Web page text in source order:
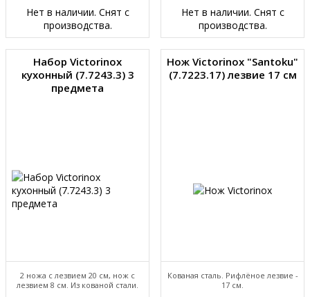
Нет в наличии. Снят с
производства.
Нет в наличии. Снят с
производства.
Набор Victorinox
кухонный (7.7243.3) 3
предмета
2 ножа с лезвием 20 см, нож с
лезвием 8 см. Из кованой стали.
Нож Victorinox "Santoku"
(7.7223.17) лезвие 17 см
Кованая сталь. Рифлёное лезвие -
17 см.